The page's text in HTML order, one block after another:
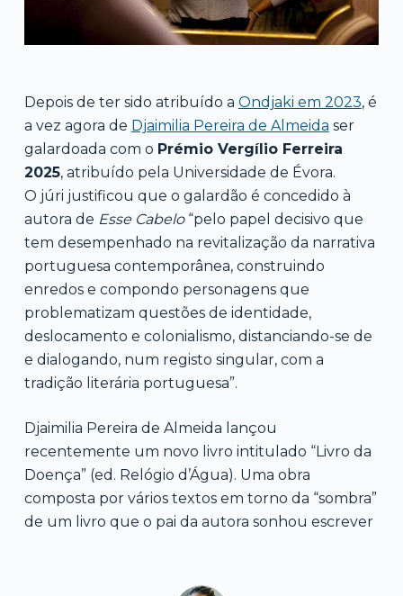
Depois de ter sido atribuído a Ondjaki em 2023, é
a vez agora de Djaimilia Pereira de Almeida ser
galardoada com o Prémio Vergílio Ferreira
2025, atribuído pela Universidade de Évora.
O júri justificou que o galardão é concedido à
autora de Esse Cabelo“pelo papel decisivo que
tem desempenhado na revitalização da narrativa
portuguesa contemporânea, construindo
enredos e compondo personagens que
problematizam questões de identidade,
deslocamento e colonialismo, distanciando-se de
e dialogando, num registo singular, com a
tradição literária portuguesa”.
Djaimilia Pereira de Almeida lançou
recentemente um novo livro intitulado “Livro da
Doença” (ed. Relógio d’Água). Uma obra
composta por vários textos em torno da “sombra”
de um livro que o pai da autora sonhou escrever